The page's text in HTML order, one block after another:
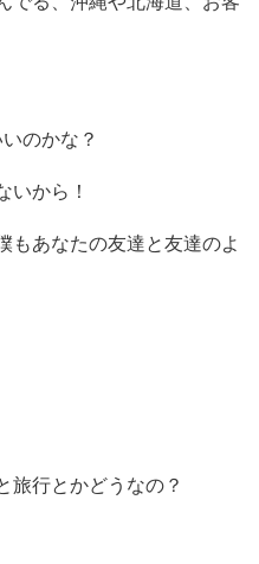
のかな？
いから！
もあなたの友達と友達のよ
旅行とかどうなの？